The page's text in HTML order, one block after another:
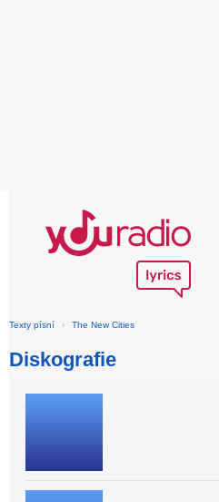
Texty písní › The New Cities
Diskografie